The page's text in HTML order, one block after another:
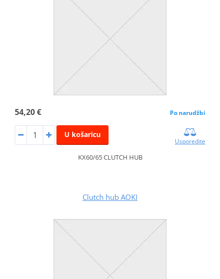
54,20 € Po narudžbi
U košaricu
Usporedite
KX60/65 CLUTCH HUB
Clutch hub AOKI